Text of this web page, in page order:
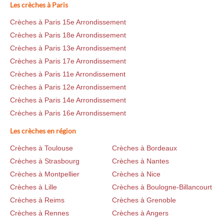
Les crèches à Paris
Crèches à Paris 15e Arrondissement
Crèches à Paris 18e Arrondissement
Crèches à Paris 13e Arrondissement
Crèches à Paris 17e Arrondissement
Crèches à Paris 11e Arrondissement
Crèches à Paris 12e Arrondissement
Crèches à Paris 14e Arrondissement
Crèches à Paris 16e Arrondissement
Les crèches en région
Crèches à Toulouse
Crèches à Bordeaux
Crèches à Strasbourg
Crèches à Nantes
Crèches à Montpellier
Crèches à Nice
Crèches à Lille
Crèches à Boulogne-Billancourt
Crèches à Reims
Crèches à Grenoble
Crèches à Rennes
Crèches à Angers